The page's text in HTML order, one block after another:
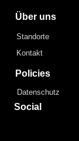
Über uns
Standorte
Kontakt
Policies
Datenschutz
Social